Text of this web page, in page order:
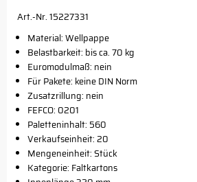
Art.-Nr. 15227331
Material: Wellpappe
Belastbarkeit: bis ca. 70 kg
Euromodulmaß: nein
Für Pakete: keine DIN Norm
Zusatzrillung: nein
FEFCO: 0201
Paletteninhalt: 560
Verkaufseinheit: 20
Mengeneinheit: Stück
Kategorie: Faltkartons